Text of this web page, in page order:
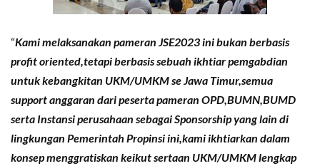
“Kami melaksanakan pameran JSE2023 ini bukan berbasis
profit oriented,tetapi berbasis sebuah ikhtiar pemgabdian
untuk kebangkitan UKM/UMKM se Jawa Timur,semua
support anggaran dari peserta pameran OPD,BUMN,BUMD
serta Instansi perusahaan sebagai Sponsorship yang lain di
lingkungan Pemerintah Propinsi ini,kami ikhtiarkan dalam
konsep menggratiskan keikut sertaan UKM/UMKM lengkap